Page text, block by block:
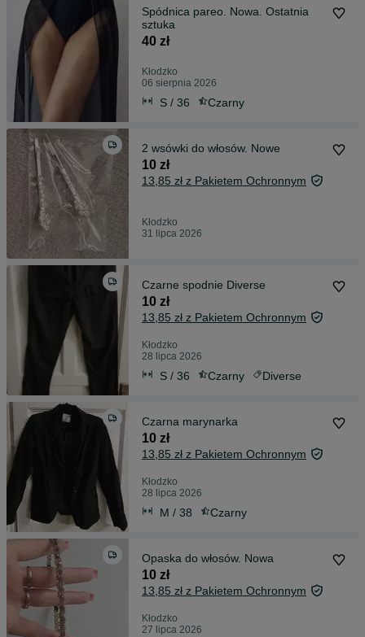
Spódnica pareo. Nowa. Ostatnia
sztuka
40 zł
Kłodzko
06 sierpnia 2026
S / 36 Czarny
2 wsówki do włosów. Nowe
10 zł
13,85 zł z Pakietem Ochronnym
Kłodzko
31 lipca 2026
Czarne spodnie Diverse
10 zł
13,85 zł z Pakietem Ochronnym
Kłodzko
28 lipca 2026
S / 36 Czarny Diverse
Czarna marynarka
10 zł
13,85 zł z Pakietem Ochronnym
Kłodzko
28 lipca 2026
M / 38 Czarny
Opaska do włosów. Nowa
10 zł
13,85 zł z Pakietem Ochronnym
Kłodzko
27 lipca 2026